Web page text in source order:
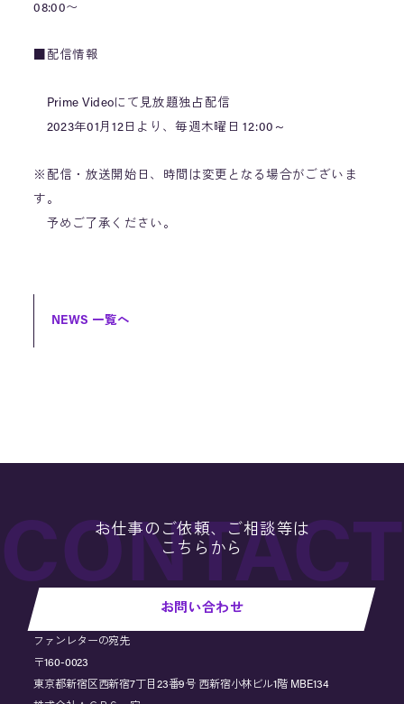
08:00〜
■配信情報
Prime Videoにて見放題独占配信
2023年01月12日より、毎週木曜日 12:00～
※配信・放送開始日、時間は変更となる場合がございま
す。
予めご了承ください。
NEWS 一覧へ
お仕事のご依頼、ご相談等は
こちらから
お問い合わせ
ファンレターの宛先
〒160-0023
東京都新宿区西新宿7丁目23番9号 西新宿小林ビル1階 MBE134